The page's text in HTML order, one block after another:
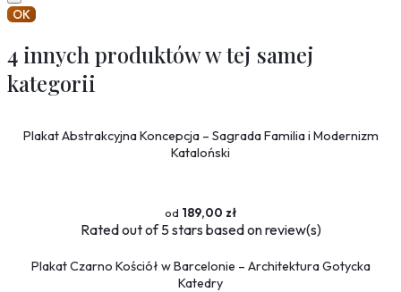
OK
4 innych produktów w tej samej
kategorii
Plakat Abstrakcyjna Koncepcja – Sagrada Familia i Modernizm
Kataloński
189,00 zł
Ratedout of 5 stars based onreview(s)
Plakat Czarno Kościół w Barcelonie – Architektura Gotycka
Katedry